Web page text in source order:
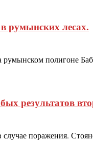
румынских лесах.
румынском полигоне
результатов
поражения.